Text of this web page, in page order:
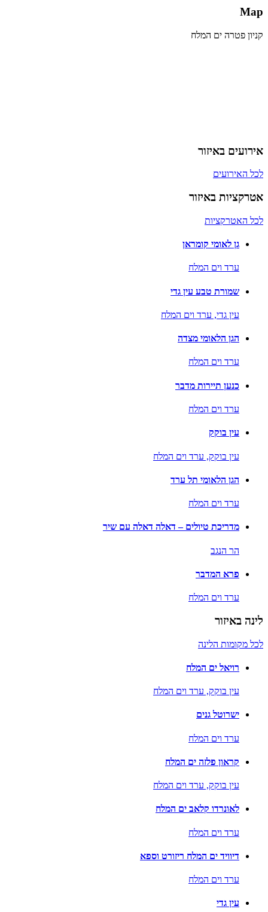
Map
קניון פטרה ים המלח
אירועים באיזור
לכל האירועים
אטרקציות באיזור
לכל האטרקציות
גן לאומי קומראן
ערד וים המלח
שמורת טבע עין גדי
עין גדי, ערד וים המלח
הגן הלאומי מצדה
ערד וים המלח
כנען תיירות מדבר
ערד וים המלח
עין בוקק
עין בוקק, ערד וים המלח
הגן הלאומי תל ערד
ערד וים המלח
מדריכת טיולים – דאלה דאלה עם שיר
הר הנגב
פרא המדבר
ערד וים המלח
לינה באיזור
לכל מקומות הלינה
רויאל ים המלח
עין בוקק, ערד וים המלח
ישרוטל גנים
ערד וים המלח
קראון פלזה ים המלח
עין בוקק, ערד וים המלח
לאונרדו קלאב ים המלח
ערד וים המלח
דיוויד ים המלח ריזורט וספא
ערד וים המלח
עין גדי